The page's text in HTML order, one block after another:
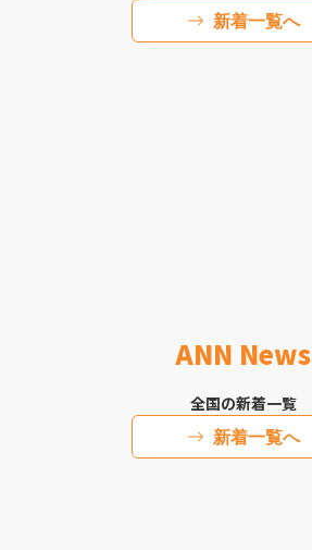
新着一覧へ
ANN News
全国の新着一覧
新着一覧へ